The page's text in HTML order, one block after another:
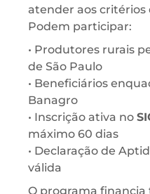
atender aos critérios
Podem participar:
• Produtores rurais
de São Paulo
• Beneficiários
Banagro
• Inscrição ativa no
máximo 60 dias
• Declaração de
válida
O programa financia